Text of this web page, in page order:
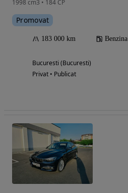
1998 cm3 • 184 CP
Promovat
183 000 km Benzina
Bucuresti (Bucuresti)
Privat • Publicat